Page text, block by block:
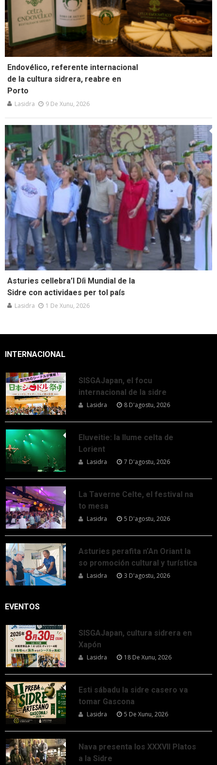
Endovélico, referente internacional
de la cultura sidrera, reabre en
Porto
Lasidra 9 De Xunu, 2026
Asturies cellebra’l Díi Mundial de la
Sidre con actividaes per tol país
Lasidra 1 De Xunu, 2026
INTERNACIONAL
SISGAJapan, el focu
internacional de la sidre
Lasidra 8 D'agostu, 2026
Eluveitie: la llume celta de
Lorient
Lasidra 7 D'agostu, 2026
La Taverne Celte, el festival na
to mesa
Lasidra 5 D'agostu, 2026
Asturies perafita n’An Oriant la
so promoción cultural y turística
Lasidra 3 D'agostu, 2026
EVENTOS
SISGAJapan, cultura sidrera en
Xapón
Lasidra 18 De Xunu, 2026
Esti sábadu la sidre casero va
tomar Gascona
Lasidra 5 De Xunu, 2026
Nava presenta los XXXVII Platos
a la Sidre